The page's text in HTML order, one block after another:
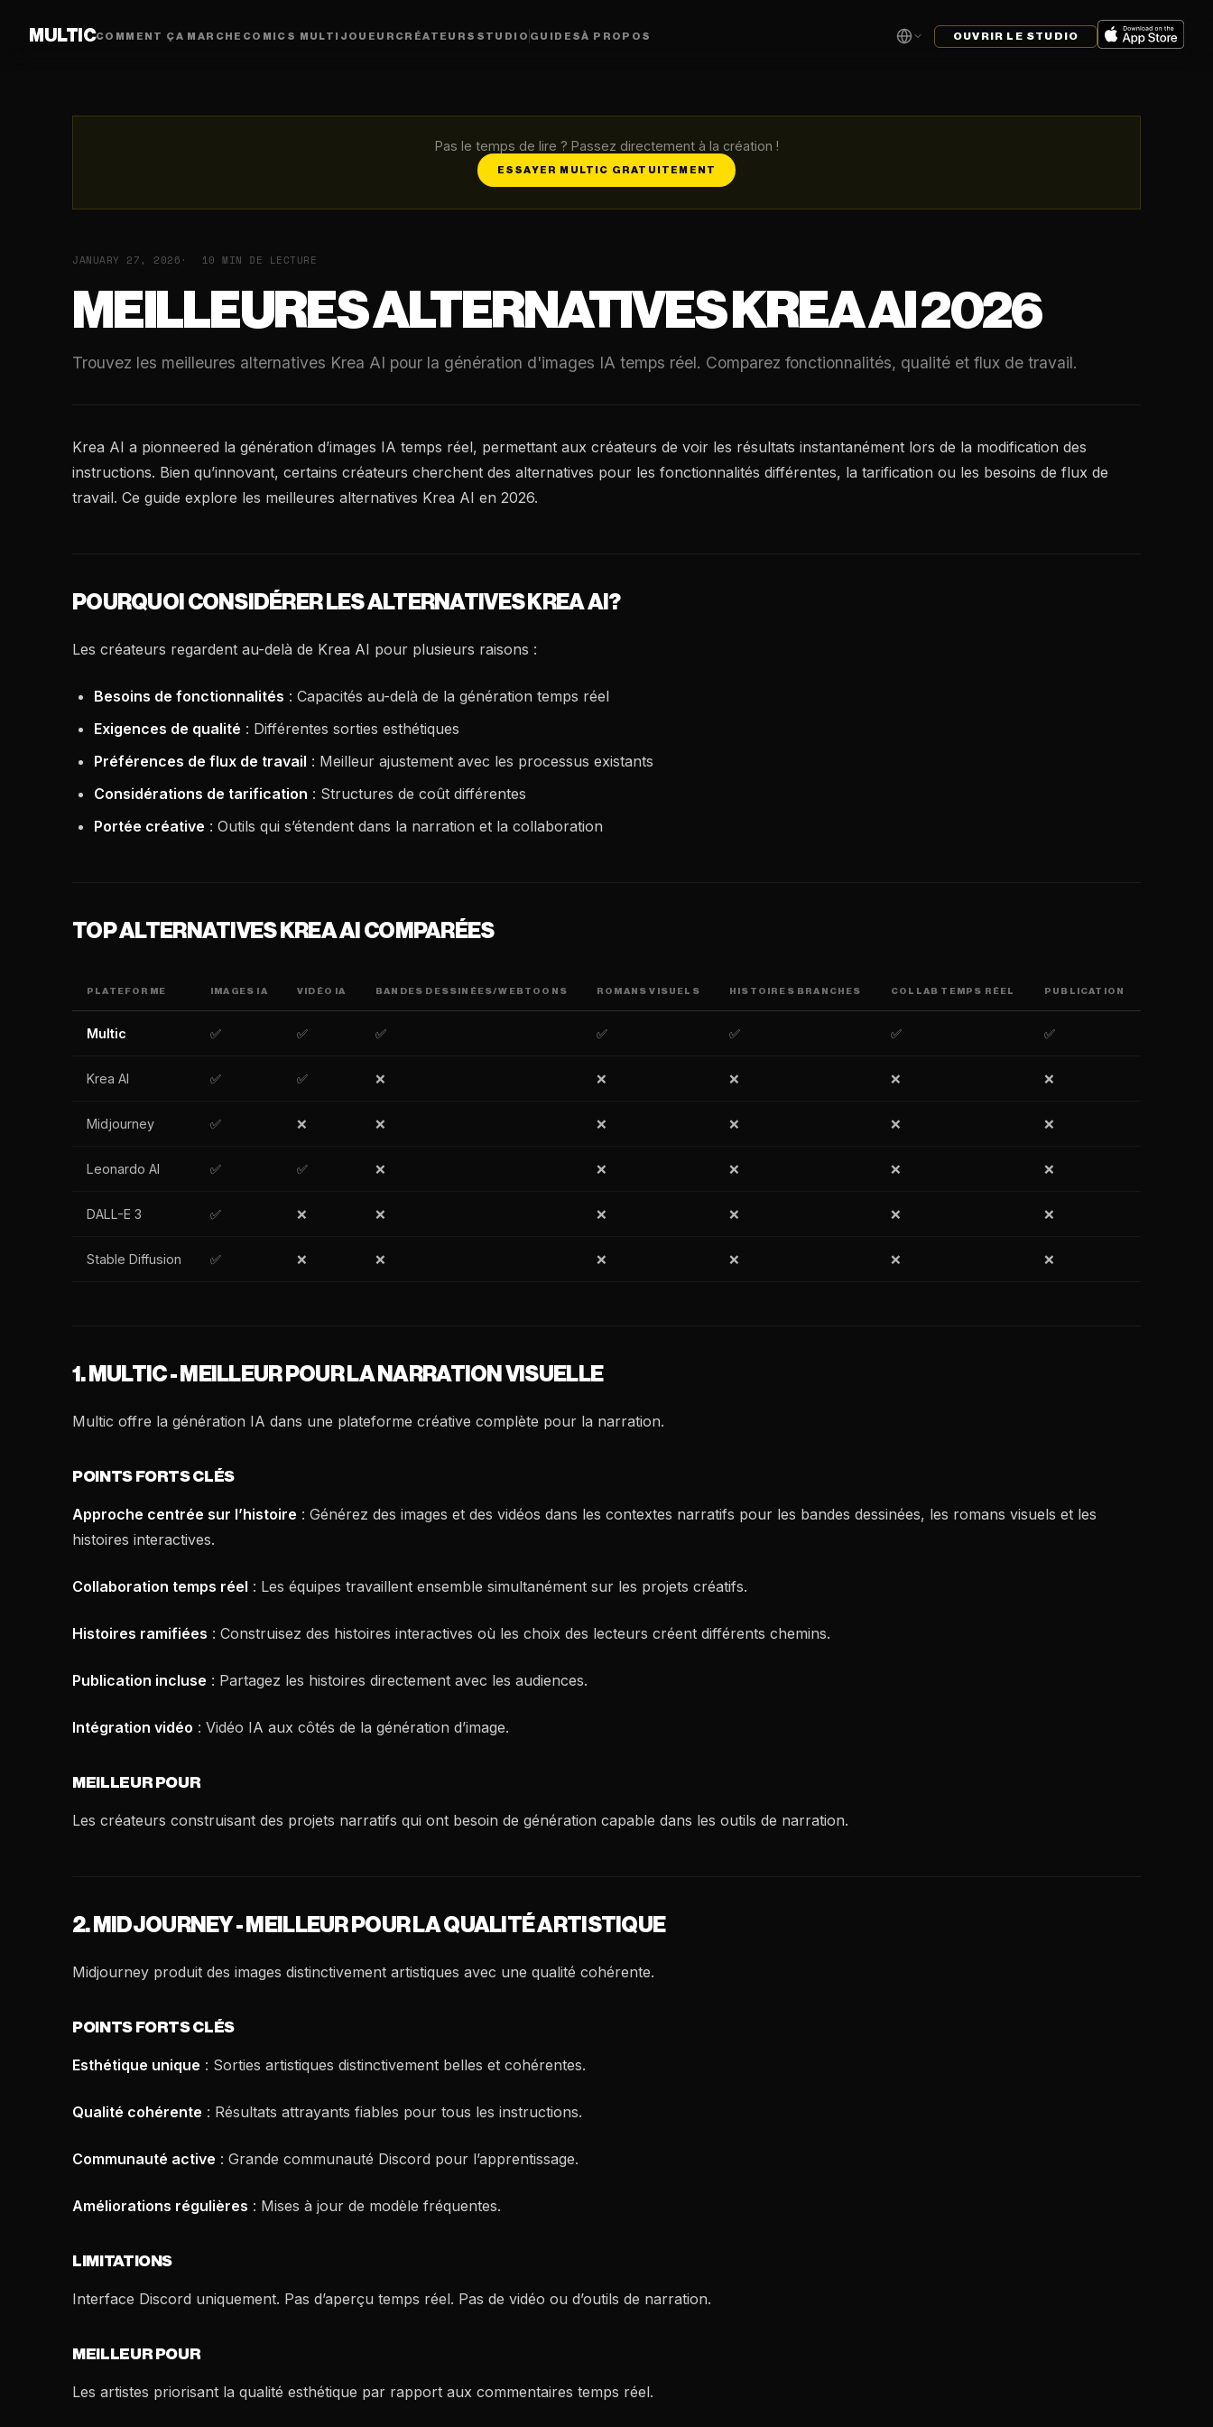
MULTICCOMMENT ÇA MARCHE COMICS MULTIJOUEUR CRÉATEURS STUDIO GUIDESÀ PROPOS OUVRIR LE STUDIO
Pas le temps de lire ? Passez directement à la création !
ESSAYER MULTIC GRATUITEMENT
JANUARY 27, 2026 10 MIN DE LECTURE
MEILLEURES ALTERNATIVES KREA AI 2026
Trouvez les meilleures alternatives Krea AI pour la génération d'images IA temps réel. Comparez fonctionnalités, qualité et flux de travail.
Krea AI a pionneered la génération d’images IA temps réel, permettant aux créateurs de voir les résultats instantanément lors de la modification des
instructions. Bien qu’innovant, certains créateurs cherchent des alternatives pour les fonctionnalités différentes, la tarification ou les besoins de flux de
travail. Ce guide explore les meilleures alternatives Krea AI en 2026.
POURQUOI CONSIDÉRER LES ALTERNATIVES KREA AI?
Les créateurs regardent au-delà de Krea AI pour plusieurs raisons :
Besoins de fonctionnalités : Capacités au-delà de la génération temps réel
Exigences de qualité : Différentes sorties esthétiques
Préférences de flux de travail : Meilleur ajustement avec les processus existants
Considérations de tarification : Structures de coût différentes
Portée créative : Outils qui s’étendent dans la narration et la collaboration
TOP ALTERNATIVES KREA AI COMPARÉES
PLATEFORME IMAGES IA VIDÉO IA BANDES DESSINÉES/WEBTOONS ROMANS VISUELS HISTOIRES BRANCHES COLLAB TEMPS RÉEL PUBLICATION
Multic ✅ ✅ ✅ ✅ ✅ ✅ ✅
Krea AI ✅ ✅ ❌ ❌ ❌ ❌ ❌
Midjourney ✅ ❌ ❌ ❌ ❌ ❌ ❌
Leonardo AI ✅ ✅ ❌ ❌ ❌ ❌ ❌
DALL-E 3 ✅ ❌ ❌ ❌ ❌ ❌ ❌
Stable Diffusion ✅ ❌ ❌ ❌ ❌ ❌ ❌
1. MULTIC - MEILLEUR POUR LA NARRATION VISUELLE
Multic offre la génération IA dans une plateforme créative complète pour la narration.
POINTS FORTS CLÉS
Approche centrée sur l’histoire : Générez des images et des vidéos dans les contextes narratifs pour les bandes dessinées, les romans visuels et les
histoires interactives.
Collaboration temps réel : Les équipes travaillent ensemble simultanément sur les projets créatifs.
Histoires ramifiées : Construisez des histoires interactives où les choix des lecteurs créent différents chemins.
Publication incluse : Partagez les histoires directement avec les audiences.
Intégration vidéo : Vidéo IA aux côtés de la génération d’image.
MEILLEUR POUR
Les créateurs construisant des projets narratifs qui ont besoin de génération capable dans les outils de narration.
2. MIDJOURNEY - MEILLEUR POUR LA QUALITÉ ARTISTIQUE
Midjourney produit des images distinctivement artistiques avec une qualité cohérente.
POINTS FORTS CLÉS
Esthétique unique : Sorties artistiques distinctivement belles et cohérentes.
Qualité cohérente : Résultats attrayants fiables pour tous les instructions.
Communauté active : Grande communauté Discord pour l’apprentissage.
Améliorations régulières : Mises à jour de modèle fréquentes.
LIMITATIONS
Interface Discord uniquement. Pas d’aperçu temps réel. Pas de vidéo ou d’outils de narration.
MEILLEUR POUR
Les artistes priorisant la qualité esthétique par rapport aux commentaires temps réel.